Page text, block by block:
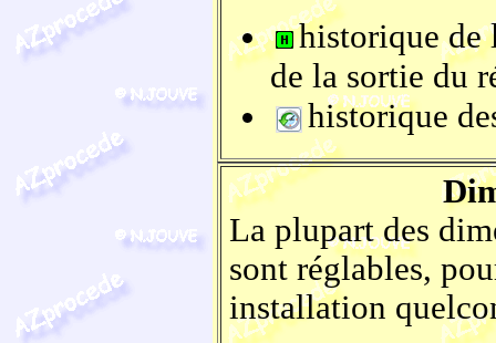
historique de
de la sortie du
historique
La plupart des
sont réglables,
installation